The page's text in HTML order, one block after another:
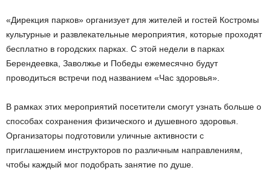
«Дирекция парков» организует для жителей и гостей Костромы
культурные и развлекательные мероприятия, которые проходят
бесплатно в городских парках. С этой недели в парках
Берендеевка, Заволжье и Победы ежемесячно будут
проводиться встречи под названием «Час здоровья».
В рамках этих мероприятий посетители смогут узнать больше о
способах сохранения физического и душевного здоровья.
Организаторы подготовили уличные активности с
приглашением инструкторов по различным направлениям,
чтобы каждый мог подобрать занятие по душе.